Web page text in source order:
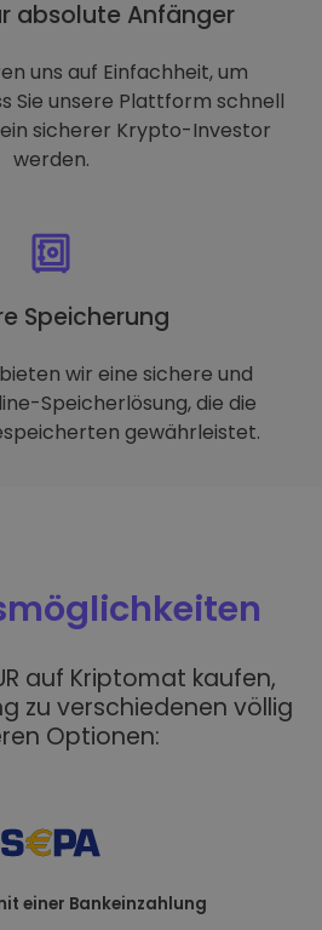
absolute Anfänger
uns auf Einfachheit, um
Sie unsere Plattform schnell
sicherer Krypto-Investor
werden.
Speicherung
wir eine sichere und
Speicherlösung, die die
gewährleistet.
auf Kriptomat kaufen,
zu verschiedenen völlig
Optionen:
einer Bankeinzahlung